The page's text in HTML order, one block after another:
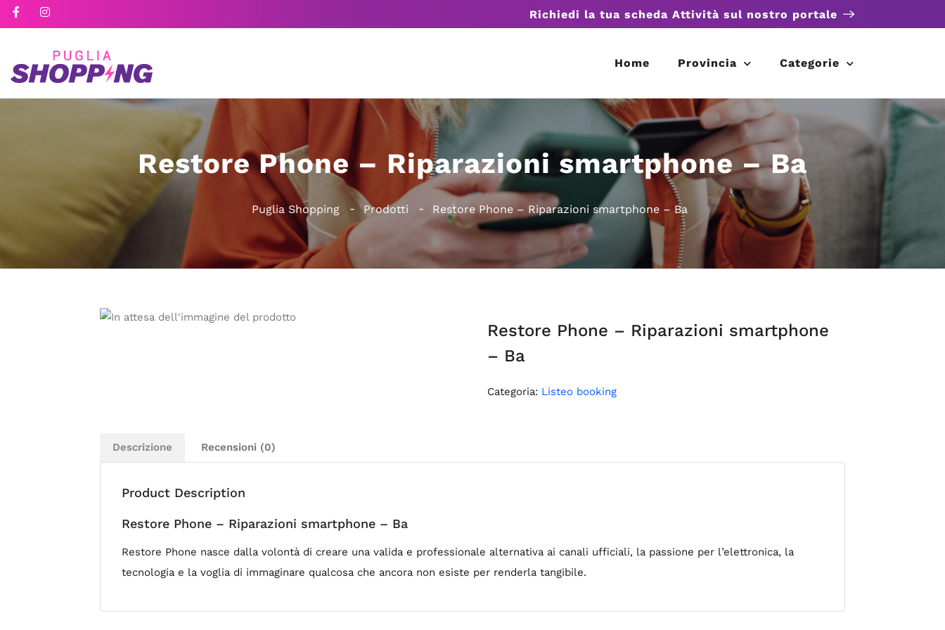
Richiedi la tua scheda Attività sul nostro portale
Home Provincia Categorie
Restore Phone – Riparazioni smartphone – Ba
Puglia Shopping Prodotti Restore Phone – Riparazioni smartphone – Ba
Restore Phone – Riparazioni smartphone
– Ba
Categoria: Listeo booking
Descrizione Recensioni (0)
Product Description
Restore Phone – Riparazioni smartphone – Ba
Restore Phone nasce dalla volontà di creare una valida e professionale alternativa ai canali ufficiali, la passione per l’elettronica, la
tecnologia e la voglia di immaginare qualcosa che ancora non esiste per renderla tangibile.